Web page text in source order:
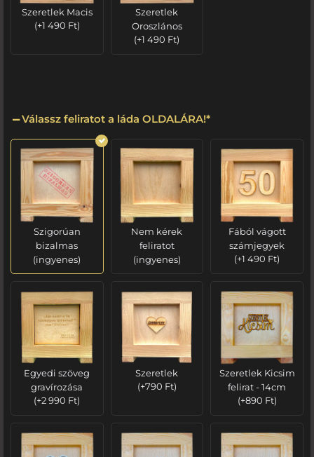
Szeretlek Macis
(+1 490 Ft)
Szeretlek
Oroszlános
(+1 490 Ft)
Válassz feliratot a láda OLDALÁRA!*
Szigorúan
bizalmas
(ingyenes)
Nem kérek
feliratot
(ingyenes)
Fából vágott
számjegyek
(+1 490 Ft)
Egyedi szöveg
gravírozása
(+2 990 Ft)
Szeretlek
(+790 Ft)
Szeretlek Kicsim
felirat - 14cm
(+890 Ft)